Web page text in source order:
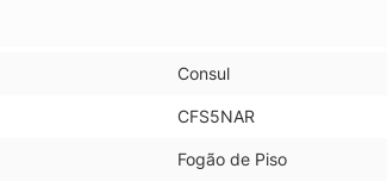
Consul
CFS5NAR
Fogão de Piso